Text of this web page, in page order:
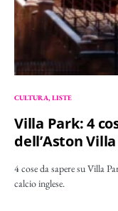
CULTURA LISTE
Villa Park: 4
dell’Aston Villa
4 cose da sapere su Villa
calcio inglese.